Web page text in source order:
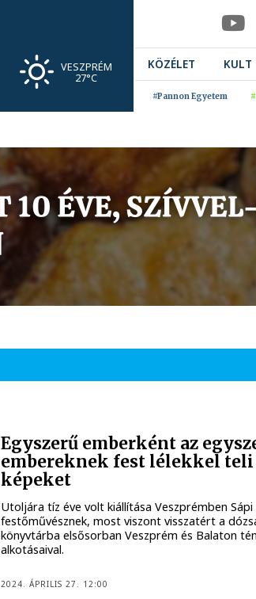
VESZPRÉM
27°C
KÖZÉLET KULT
#Pannon Egyetem
Egyszerű emberként az
embereknek fest lélekkel teli
képeket
Utoljára tíz éve volt kiállítása Veszprémben
festőművésznek, most viszont visszatért a
könyvtárba elsősorban Veszprém és Balaton
alkotásaival.
2024. ÁPRILIS 27. 12:00